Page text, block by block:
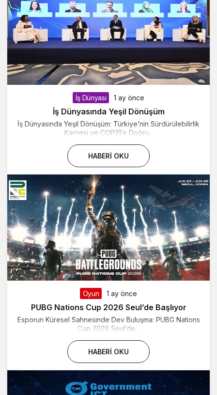
İş Dünyası 1 ay önce
İş Dünyasında Yeşil Dönüşüm
İş Dünyasında Yeşil Dönüşüm: Türkiye’nin Sürdürülebilirlik
Karnesi ve COP31’e Doğru...
HABERI OKU
Oyun 1 ay önce
PUBG Nations Cup 2026 Seul’de Başlıyor
Esporun Küresel Sahnesinde Dev Buluşma: PUBG Nations
Cup 2026 Seul’de...
HABERI OKU